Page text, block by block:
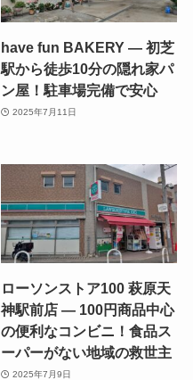
have fun BAKERY — 初芝
駅から徒歩10分の隠れ家パ
ン屋！駐車場完備で安心
2025年7月11日
ローソンストア100 萩原天
神駅前店 — 100円商品中心
の便利なコンビニ！食品ス
ーパーがない地域の救世主
2025年7月9日